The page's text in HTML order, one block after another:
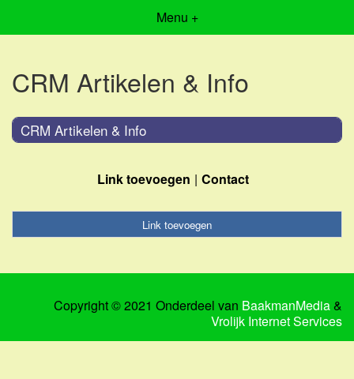
Menu +
CRM Artikelen & Info
CRM Artikelen & Info
Link toevoegen Contact
Link toevoegen
Copyright © 2021 Onderdeel van BaakmanMedia&
Vrolijk Internet Services